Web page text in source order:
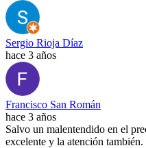
Sergio Rioja Díaz
hace 3 años
Francisco San Román
hace 3 años
Salvo un malentendido en el
excelente y la atención